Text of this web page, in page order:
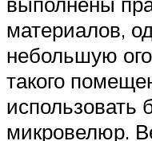
материалов,
небольшую
такого
использовать
микровелюр.